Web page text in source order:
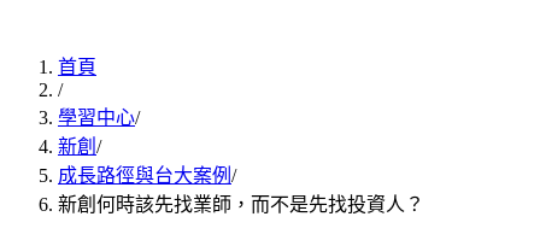
首頁
/
學習中心/
新創 /
成長路徑與台大案例 /
新創何時該先找業師，而不是先找投資人？